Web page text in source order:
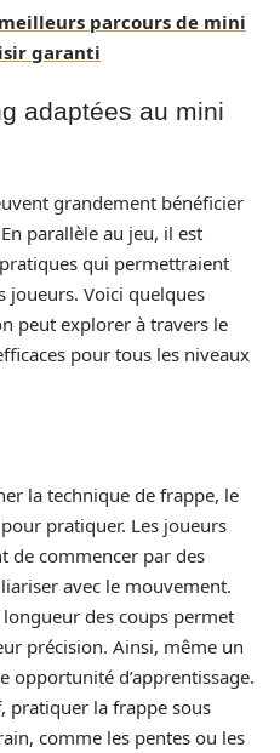
parcours de mini
garanti
adaptées au mini
grandement bénéficier
parallèle au jeu, il est
qui permettraient
joueurs. Voici quelques
peut explorer à travers le
pour tous les niveaux
la technique de frappe, le
pratiquer. Les joueurs
de commencer par des
avec le mouvement.
des coups permet
précision. Ainsi, même un
opportunité d’apprentissage.
pratiquer la frappe sous
comme les pentes ou les